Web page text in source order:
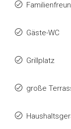
Gäste-WC
Grillplatz
große